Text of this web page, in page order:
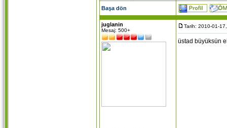
Başa dön
juglanin
Mesaj: 500+
Tarih: 2010-01-
üstad büyüksün